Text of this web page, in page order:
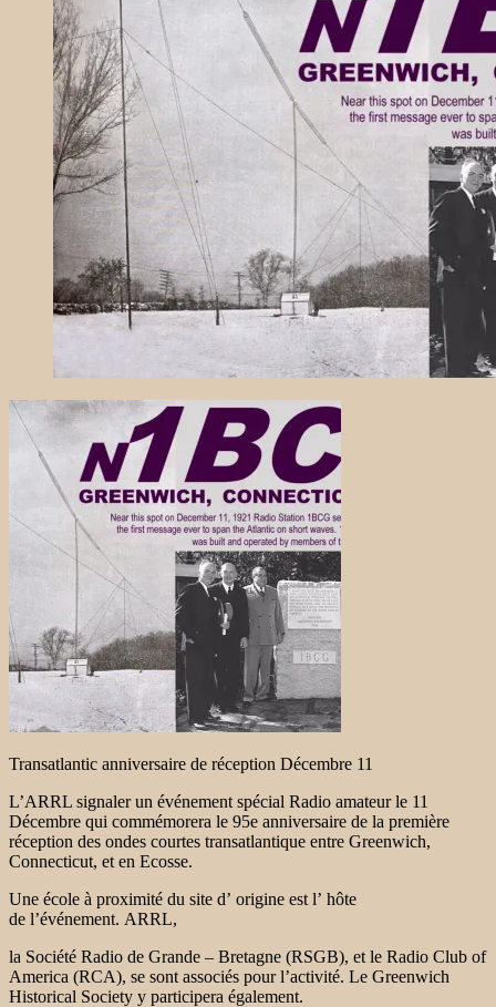
Transatlantic anniversaire de réception Décembre 11
L’ARRL signaler un événement spécial Radio amateur le 11
Décembre qui commémorera le 95e anniversaire de la première
réception des ondes courtes transatlantique entre Greenwich,
Connecticut, et en Ecosse.
Une école à proximité du site d’ origine est l’ hôte
de l’événement. ARRL,
la Société Radio de Grande – Bretagne (RSGB), et le Radio Club of
America (RCA), se sont associés pour l’activité. Le Greenwich
Historical Society y participera également.